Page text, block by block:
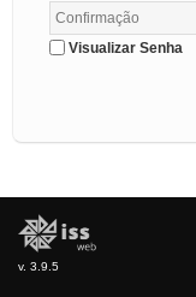
Visualizar Senha
v. 3.9.5